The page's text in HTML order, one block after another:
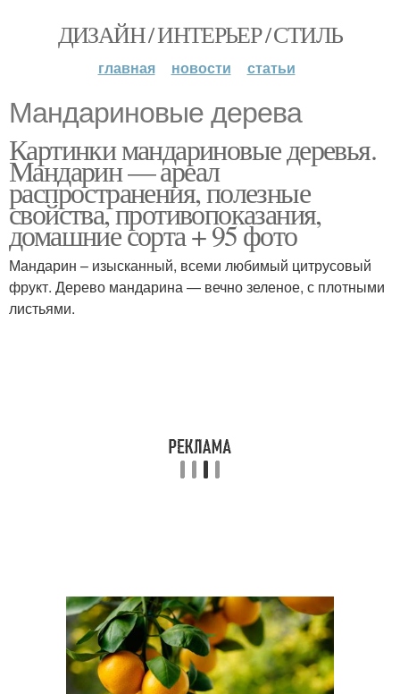
ДИЗАЙН / ИНТЕРЬЕР / СТИЛЬ
главная новости статьи
Мандариновые дерева
Картинки мандариновые деревья.
Мандарин — ареал
распространения, полезные
свойства, противопоказания,
домашние сорта + 95 фото
Мандарин – изысканный, всеми любимый цитрусовый
фрукт. Дерево мандарина — вечно зеленое, с плотными
листьями.